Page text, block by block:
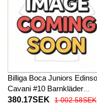
Billiga Boca Juniors
Cavani #10 Barnkläder
Hemma fotbollskläder till
380.17SEK 1 002.58SEK